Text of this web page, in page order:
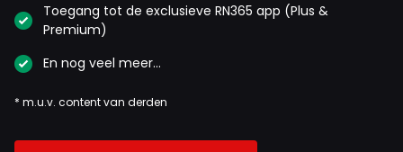
Toegang tot de exclusieve RN365 app (Plus &
Premium)
En nog veel meer…
* m.u.v. content van derden